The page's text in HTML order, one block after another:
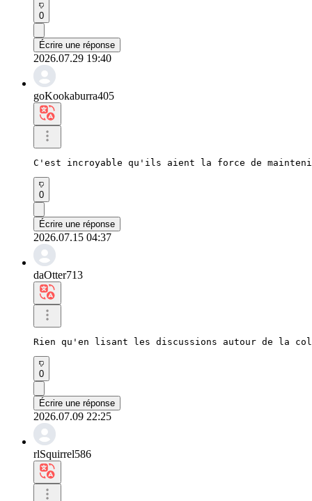
0
Écrire une réponse
2026.07.29 19:40
goKookaburra405
C'est incroyable qu'ils aient la force de
0
Écrire une réponse
2026.07.15 04:37
daOtter713
Rien qu'en lisant les discussions autour de la
0
Écrire une réponse
2026.07.09 22:25
rlSquirrel586